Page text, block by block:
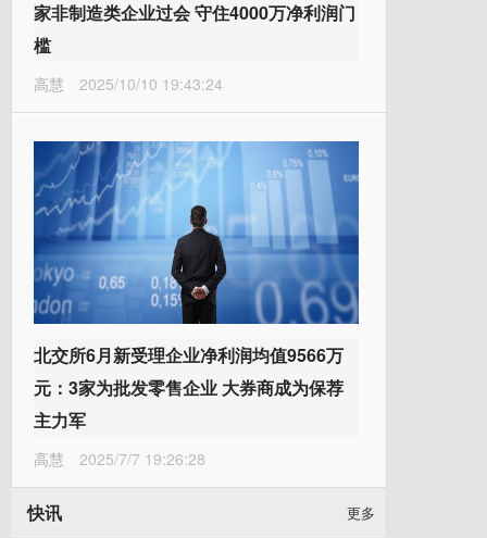
家非制造类企业过会 守住4000万净利润门
槛
高慧 2025/10/10 19:43:24
北交所6月新受理企业净利润均值9566万
元：3家为批发零售企业 大券商成为保荐
主力军
高慧 2025/7/7 19:26:28
快讯 更多